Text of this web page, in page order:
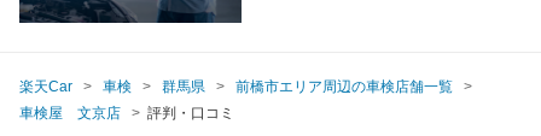
楽天Car 車検 群馬県
前橋市エリア周辺の車検店舗一覧
車検屋 文京店
評判・口コミ